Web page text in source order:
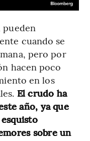
pueden
cuando se
pero por
hacen poco
en los
El crudo ha
año, ya que
sobre un